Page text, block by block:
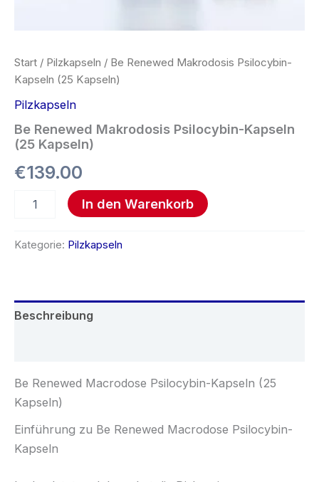
Start / Pilzkapseln / Be Renewed Makrodosis Psilocybin-
Kapseln (25 Kapseln)
Pilzkapseln
Be Renewed Makrodosis Psilocybin-Kapseln
(25 Kapseln)
€139.00
In den Warenkorb
Kategorie: Pilzkapseln
Beschreibung
Be Renewed Macrodose Psilocybin-Kapseln (25
Kapseln)
Einführung zu Be Renewed Macrodose Psilocybin-
Kapseln